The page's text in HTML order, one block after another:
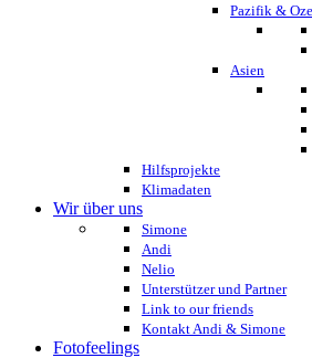
Pazifik &
Asien
Hilfsprojekte
Klimadaten
Wir über uns
Simone
Andi
Nelio
Unterstützer und Partner
Link to our friends
Kontakt Andi & Simone
Fotofeelings